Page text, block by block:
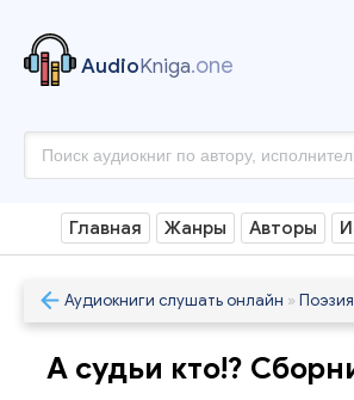
AudioKniga.one
Главная Жанры Авторы
Аудиокниги слушать онлайн » Поэзия
А судьи кто!?